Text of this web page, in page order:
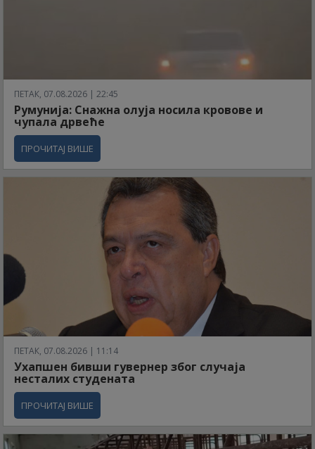
ПЕТАК, 07.08.2026 | 22:45
Румунија: Снажна олуја носила кровове и
чупала дрвеће
ПРОЧИТАЈ ВИШЕ
ПЕТАК, 07.08.2026 | 11:14
Ухапшен бивши гувернер због случаја
несталих студената
ПРОЧИТАЈ ВИШЕ